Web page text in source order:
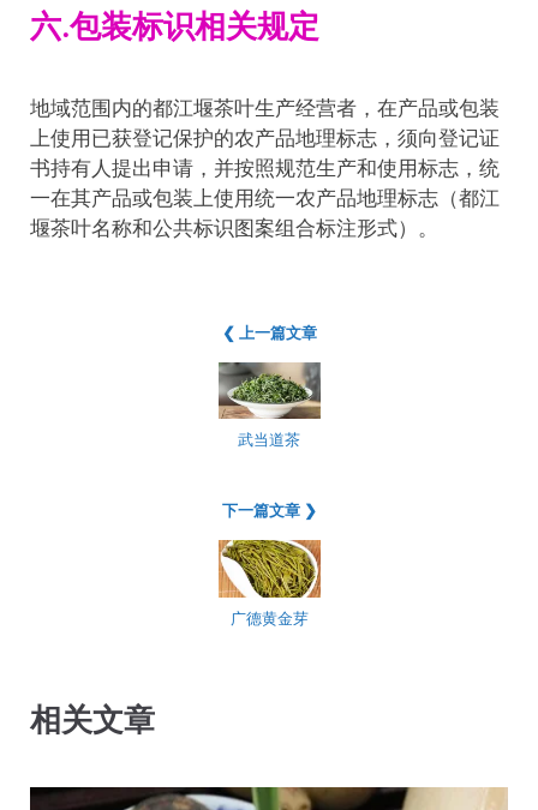
六.包装标识相关规定
地域范围内的都江堰茶叶生产经营者，在产品或包装
上使用已获登记保护的农产品地理标志，须向登记证
书持有人提出申请，并按照规范生产和使用标志，统
一在其产品或包装上使用统一农产品地理标志（都江
堰茶叶名称和公共标识图案组合标注形式）。
❮ 上一篇文章
武当道茶
下一篇文章 ❯
广德黄金芽
相关文章